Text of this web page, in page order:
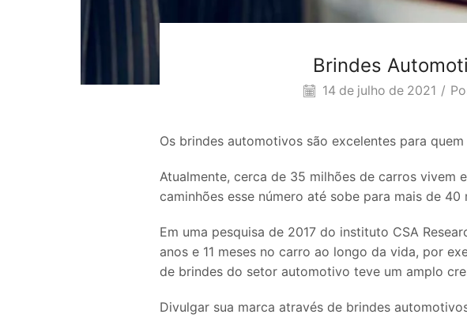
Brindes
14 de julho de 2021 /
Os brindes automotivos são excelentes para
Atualmente, cerca de 35 milhões de carros vivem
caminhões esse número até sobe para mais de 40
Em uma pesquisa de 2017 do instituto CSA
anos e 11 meses no carro ao longo da vida, por
de brindes do setor automotivo teve um amplo
Divulgar sua marca através de brindes